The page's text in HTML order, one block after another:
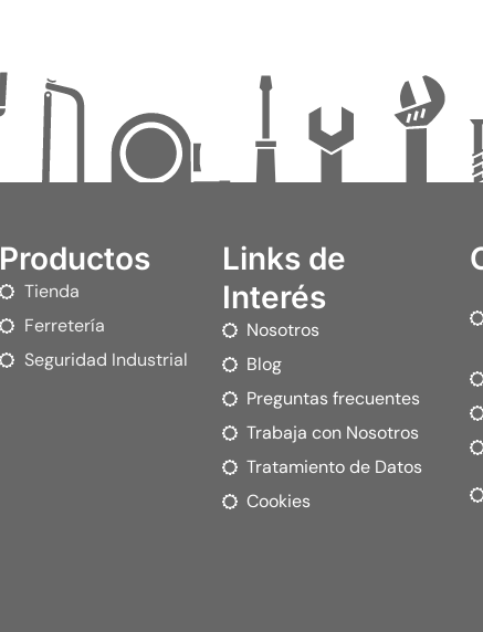
Productos
Tienda
Ferretería
Seguridad Industrial
Links de
Interés
Nosotros
Blog
Preguntas frecuentes
Trabaja con Nosotros
Tratamiento de Datos
Cookies